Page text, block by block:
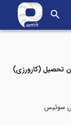
search
تحصیل (کارورزی)
سوئیس